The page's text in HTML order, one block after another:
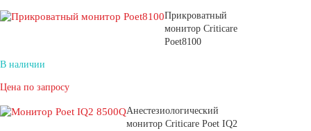
Прикроватный
монитор Criticare
Poet8100
В наличии
Цена по запросу
Анестезиологический
монитор Criticare Poet IQ2